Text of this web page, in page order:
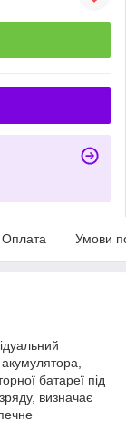
Оплата Умови
батареї під
визначає